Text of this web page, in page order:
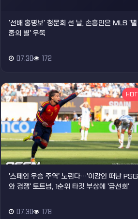
'선배 홍명보' 청문회 선 날, 손흥민은 MLS '별
중의 별' 우뚝
07.30 172
HOT
'스페인 우승 주역' 노린다…'이강인 떠난 PSG
와 경쟁' 토트넘, 1순위 타깃 부상에 '급선회'
07.30 178